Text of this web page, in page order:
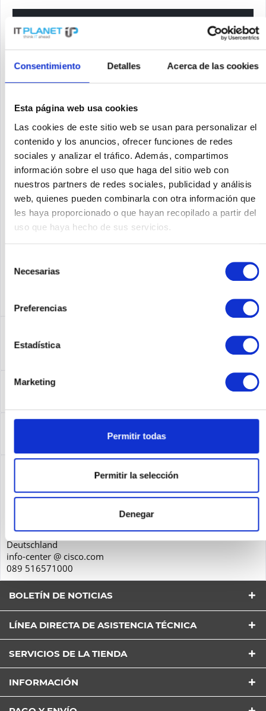
Consentimiento Detalles Acerca de las cookies
Esta página web usa cookies
Las cookies de este sitio web se usan para personalizar el
contenido y los anuncios, ofrecer funciones de redes
sociales y analizar el tráfico. Además, compartimos
información sobre el uso que haga del sitio web con
nuestros partners de redes sociales, publicidad y análisis
web, quienes pueden combinarla con otra información que
les haya proporcionado o que hayan recopilado a partir del
uso que haya hecho de sus servicios.
Necesarias
Preferencias
Estadística
Marketing
Permitir todas
Permitir la selección
Denegar
Por favor elige una variante
Estado del artículo
nuevo reacondicionado
Añadir a la cesta de la compra
SOLICITE UN PRECIO
He leído laPolítica de Privacidadentender y estar
de acuerdo*
Los campos con * son obligatorios
Recordar Solicitud de oferta de articulo
Fabricante No: AS535-DFC-8CE1
AS535-DFC-8CE1 | Cisco Systems AS535-DFC-8CE1 AS5350
Leasing
Parkring 20D
Garching
Deutschland
info-center @ cisco.com
089 516571000
BOLETÍN DE NOTICIAS
LÍNEA DIRECTA DE ASISTENCIA TÉCNICA
SERVICIOS DE LA TIENDA
INFORMACIÓN